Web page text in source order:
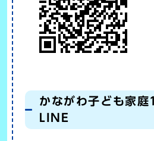
かながわ子ども家
LINE